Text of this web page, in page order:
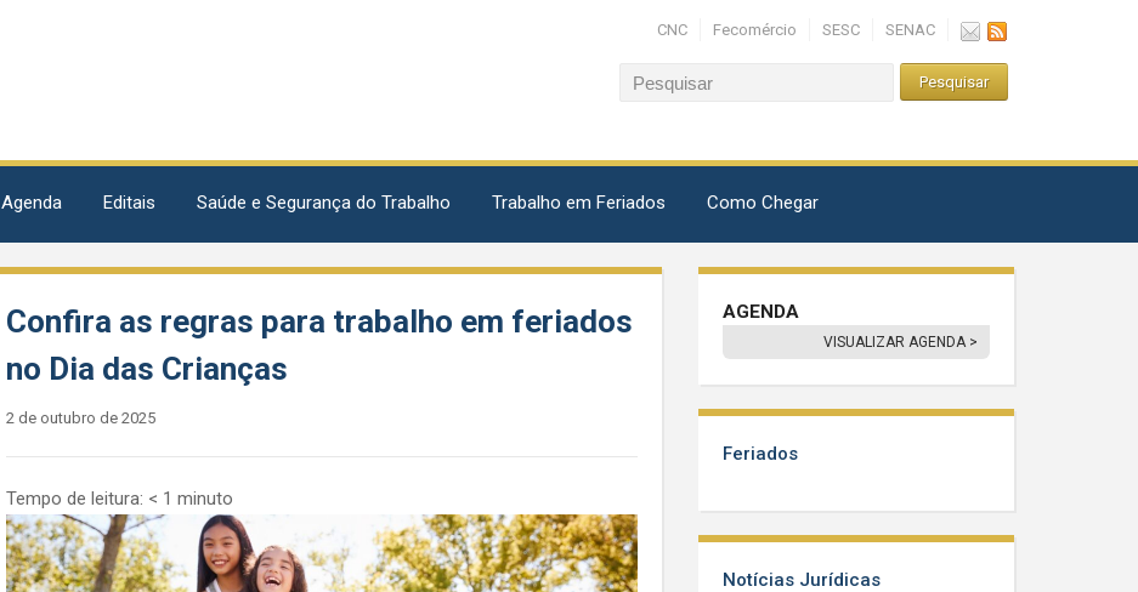
CNC Fecomércio SESC SENAC
Agenda Editais Saúde e Segurança do Trabalho Trabalho em Feriados Como Chegar
Confira as regras para trabalho em feriados
no Dia das Crianças
2 de outubro de 2025
Tempo de leitura: < 1 minuto
AGENDA
VISUALIZAR AGENDA >
Feriados
Notícias Jurídicas